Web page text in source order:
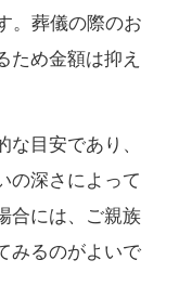
。葬儀の際のお
ため金額は抑え
目安であり、
の深さによって
合には、ご親族
みるのがよいで